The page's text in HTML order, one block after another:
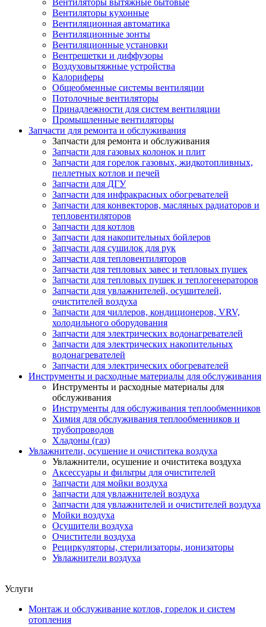
Вентиляторы вытяжные бытовые
Вентиляторы кухонные
Вентиляционная автоматика
Вентиляционные зонты
Вентиляционные установки
Вентрешетки и диффузоры
Воздуховытяжные устройства
Калориферы
Общеобменные системы вентиляции
Потолочные вентиляторы
Принадлежности для систем вентиляции
Промышленные вентиляторы
Запчасти для ремонта и обслуживания
Запчасти для ремонта и обслуживания
Запчасти для газовых колонок и плит
Запчасти для горелок газовых, жидкотопливных,
пеллетных котлов и печей
Запчасти для ДГУ
Запчасти для инфракрасных обогревателей
Запчасти для конвекторов, масляных радиаторов и
тепловентиляторов
Запчасти для котлов
Запчасти для накопительных бойлеров
Запчасти для сушилок для рук
Запчасти для тепловентиляторов
Запчасти для тепловых завес и тепловых пушек
Запчасти для тепловых пушек и теплогенераторов
Запчасти для увлажнителей, осушителей,
очистителей воздуха
Запчасти для чиллеров, кондиционеров, VRV,
холодильного оборудования
Запчасти для электрических водонагревателей
Запчасти для электрических накопительных
водонагревателей
Запчасти для электрических обогревателей
Инструменты и расходные материалы для обслуживания
Инструменты и расходные материалы для
обслуживания
Инструменты для обслуживания теплообменников
Химия для обслуживания теплообменников и
трубопроводов
Хладоны (газ)
Увлажнители, осушение и очиститека воздуха
Увлажнители, осушение и очиститека воздуха
Аксессуары и фильтры для очистителей
Запчасти для мойки воздуха
Запчасти для увлажнителей воздуха
Запчасти для увлажнителей и очистителей воздуха
Мойки воздуха
Осушители воздуха
Очистители воздуха
Рециркуляторы, стерилизаторы, ионизаторы
Увлажнители воздуха
Услуги
Монтаж и обслуживание котлов, горелок и систем
отопления